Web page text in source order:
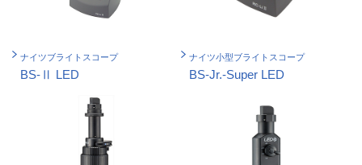
ナイツブライトスコープ
BS-Ⅱ LED
ナイツ小型ブライトスコープ
BS-Jr.-Super LED